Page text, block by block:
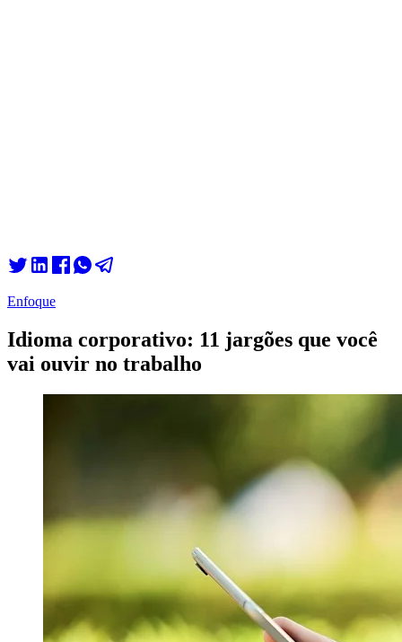
Enfoque
Idioma corporativo: 11 jargões que você
vai ouvir no trabalho